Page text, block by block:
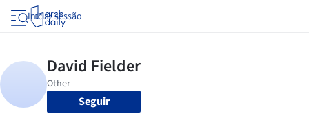
Iniciar sessão
Seguir